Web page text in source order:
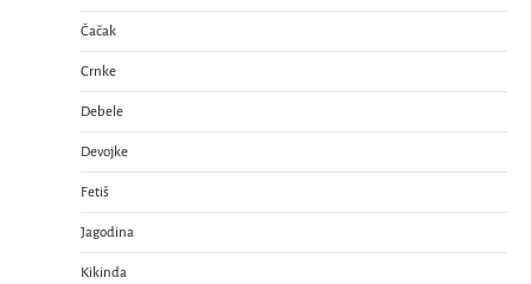
Čačak
Crnke
Debele
Devojke
Fetiš
Jagodina
Kikinda